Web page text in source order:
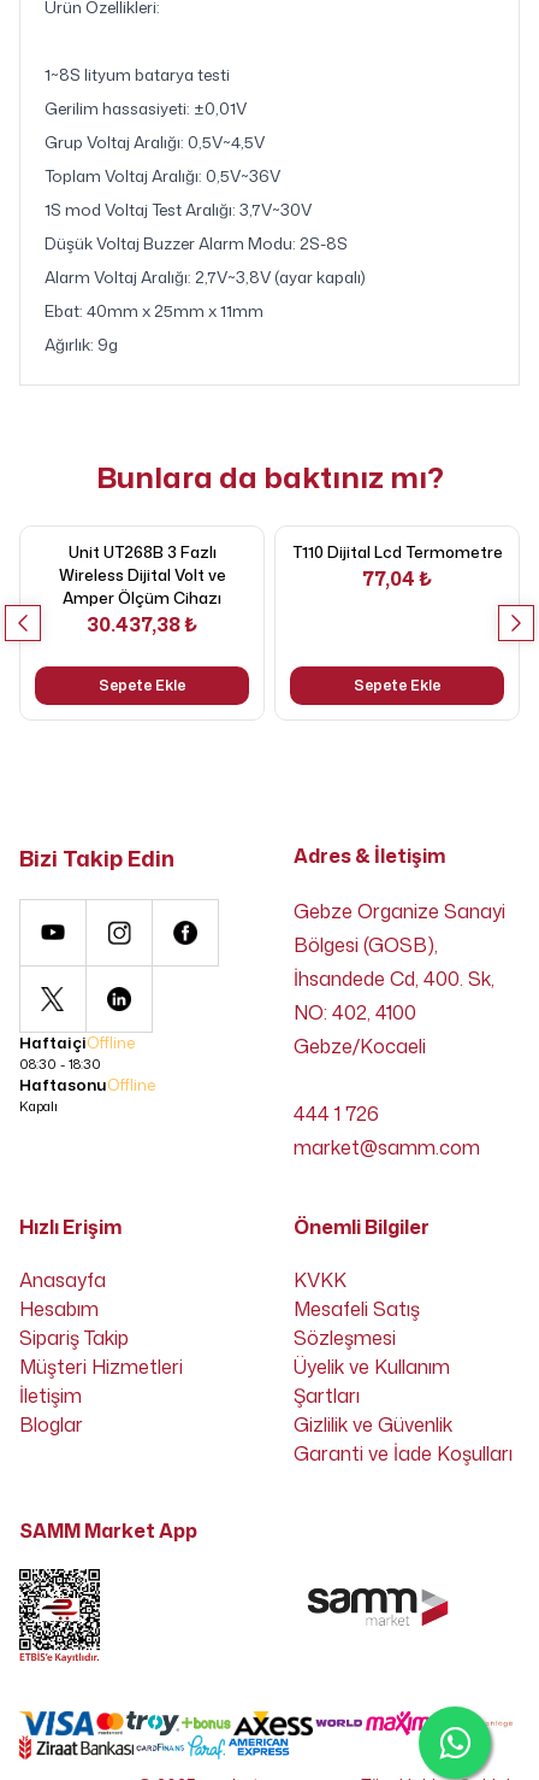
Ürün Özellikleri:
1~8S lityum batarya testi
Gerilim hassasiyeti: ±0,01V
Grup Voltaj Aralığı: 0,5V~4,5V
Toplam Voltaj Aralığı: 0,5V~36V
1S mod Voltaj Test Aralığı: 3,7V~30V
Düşük Voltaj Buzzer Alarm Modu: 2S-8S
Alarm Voltaj Aralığı: 2,7V~3,8V (ayar kapalı)
Ebat: 40mm x 25mm x 11mm
Ağırlık: 9g
Bunlara da baktınız mı?
Unit UT268B 3 Fazlı
Wireless Dijital Volt ve
Amper Ölçüm Cihazı
30.437,38 ₺
Sepete Ekle
T110 Dijital Lcd Termometre
77,04 ₺
Sepete Ekle
Bizi Takip Edin
HaftaiçiOffline
08:30 - 18:30
HaftasonuOffline
Kapalı
Adres & İletişim
Gebze Organize Sanayi
Bölgesi (GOSB),
İhsandede Cd, 400. Sk,
NO: 402, 4100
Gebze/Kocaeli
444 1 726
market@samm.com
Hızlı Erişim
Anasayfa
Hesabım
Sipariş Takip
Müşteri Hizmetleri
İletişim
Bloglar
Önemli Bilgiler
KVKK
Mesafeli Satış
Sözleşmesi
Üyelik ve Kullanım
Şartları
Gizlilik ve Güvenlik
Garanti ve İade Koşulları
SAMM Market App